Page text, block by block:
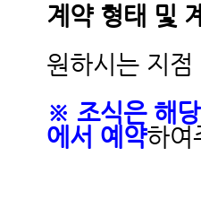
계약 형태 및
원하시는 지
※ 조식은 해
에서 예약하여